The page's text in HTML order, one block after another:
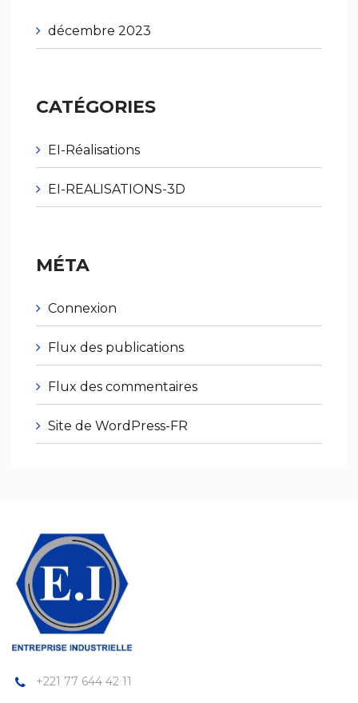
décembre 2023
CATÉGORIES
EI-Réalisations
EI-REALISATIONS-3D
MÉTA
Connexion
Flux des publications
Flux des commentaires
Site de WordPress-FR
+221 77 644 42 11